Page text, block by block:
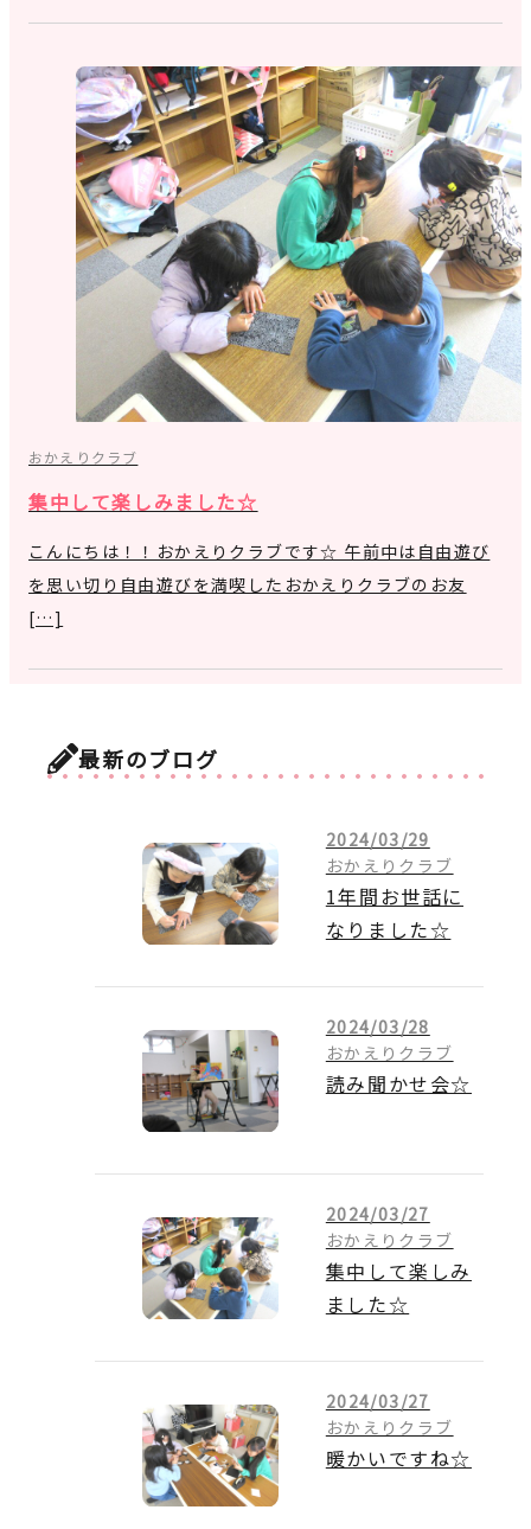
おかえりクラブ
集中して楽しみました☆
こんにちは！！おかえりクラブです☆ 午前中は自由遊び
を思い切り自由遊びを満喫したおかえりクラブのお友
[…]
最新のブログ
2024/03/29
おかえりクラブ
1年間お世話に
なりました☆
2024/03/28
おかえりクラブ
読み聞かせ会☆
2024/03/27
おかえりクラブ
集中して楽しみ
ました☆
2024/03/27
おかえりクラブ
暖かいですね☆